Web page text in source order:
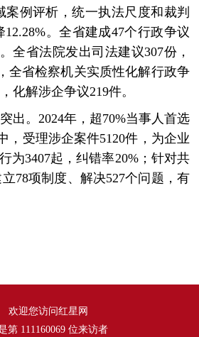
例评析，统一执法尺度和裁判
。全省建成47个行政争议
全省法院发出司法建议307份，
全省检察机关实质性化解行政争
化解涉企争议219件。
出。2024年，超70%当事人首选
，受理涉企案件5120件，为企业
为3407起，纠错率20%；针对共
78项制度、解决527个问题，有
欢迎您访问红星网
第 111160069 位来访者